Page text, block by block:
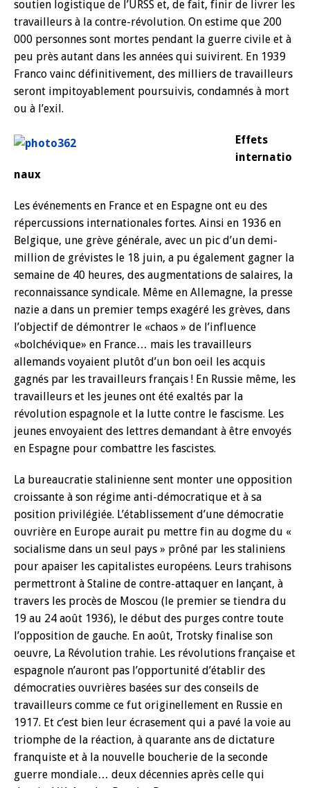
soutien logistique de l’URSS et, de fait, finir de livrer les
travailleurs à la contre-révolution. On estime que 200
000 personnes sont mortes pendant la guerre civile et à
peu près autant dans les années qui suivirent. En 1939
Franco vainc définitivement, des milliers de travailleurs
seront impitoyablement poursuivis, condamnés à mort
ou à l’exil.
Effets
internatio
naux
Les événements en France et en Espagne ont eu des
répercussions internationales fortes. Ainsi en 1936 en
Belgique, une grève générale, avec un pic d’un demi-
million de grévistes le 18 juin, a pu également gagner la
semaine de 40 heures, des augmentations de salaires, la
reconnaissance syndicale. Même en Allemagne, la presse
nazie a dans un premier temps exagéré les grèves, dans
l’objectif de démontrer le «chaos » de l’influence
«bolchévique» en France… mais les travailleurs
allemands voyaient plutôt d’un bon oeil les acquis
gagnés par les travailleurs français ! En Russie même, les
travailleurs et les jeunes ont été exaltés par la
révolution espagnole et la lutte contre le fascisme. Les
jeunes envoyaient des lettres demandant à être envoyés
en Espagne pour combattre les fascistes.
La bureaucratie stalinienne sent monter une opposition
croissante à son régime anti-démocratique et à sa
position privilégiée. L’établissement d’une démocratie
ouvrière en Europe aurait pu mettre fin au dogme du «
socialisme dans un seul pays » prôné par les staliniens
pour apaiser les capitalistes européens. Leurs trahisons
permettront à Staline de contre-attaquer en lançant, à
travers les procès de Moscou (le premier se tiendra du
19 au 24 août 1936), le début des purges contre toute
l’opposition de gauche. En août, Trotsky finalise son
oeuvre, La Révolution trahie. Les révolutions française et
espagnole n’auront pas l’opportunité d’établir des
démocraties ouvrières basées sur des conseils de
travailleurs comme ce fut originellement en Russie en
1917. Et c’est bien leur écrasement qui a pavé la voie au
triomphe de la réaction, à quarante ans de dictature
franquiste et à la nouvelle boucherie de la seconde
guerre mondiale… deux décennies après celle qui